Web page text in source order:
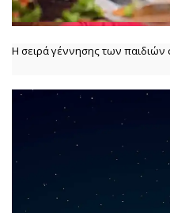
Η σειρά γέννησης των παιδιών